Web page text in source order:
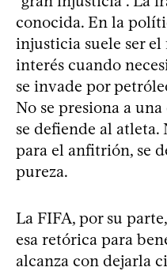
conocida. En la
injusticia suele ser
interés cuando
se invade por
No se presiona a
se defiende al
para el anfitrión, se
pureza.
La FIFA, por su
esa retórica para
alcanza con dejarla